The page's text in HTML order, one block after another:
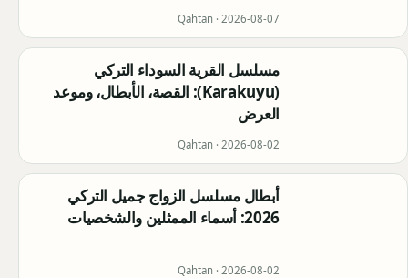
Qahtan · 2026-08-07
مسلسل القرية السوداء التركي
(Karakuyu): القصة، الأبطال، وموعد
العرض
Qahtan · 2026-08-02
أبطال مسلسل الزواج جميل التركي
2026: أسماء الممثلين والشخصيات
Qahtan · 2026-08-02